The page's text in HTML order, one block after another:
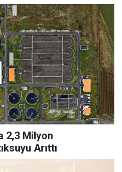
2,3 Milyon
Arıttı